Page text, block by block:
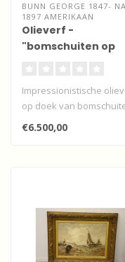
BUNN GEORGE 1847- NA
1897 AMERIKAAN
Olieverf -
"bomschuiten op
Impressionistische
op doek van
op volle zee richting de
€6.500,00